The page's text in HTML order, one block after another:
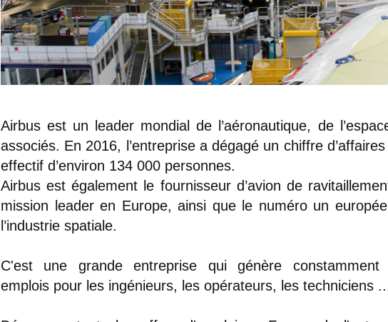
Airbus est un leader mondial de l’aéronautique, de
associés. En 2016, l’entreprise a dégagé un chiffre
effectif d’environ 134 000 personnes.
Airbus est également le fournisseur d’avion de
mission leader en Europe, ainsi que le numéro un
l’industrie spatiale.
C'est une grande entreprise qui génère constamment
emplois pour les ingénieurs, les opérateurs, les techniciens